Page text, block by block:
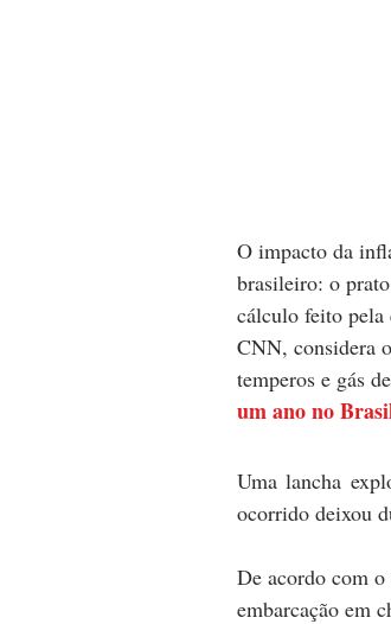
O impacto da
brasileiro: o
cálculo feito pela
CNN, considera
temperos e gás
um ano no
Uma lancha
ocorrido deixou
De acordo com
embarcação em